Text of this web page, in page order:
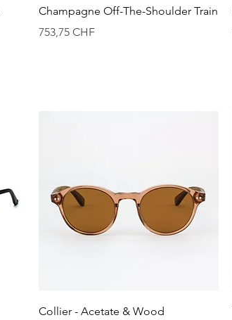
Vista rápida
Champagne Off-The-Shoulder Train
Precio
753,75 CHF
Vista rápida
Collier - Acetate & Wood